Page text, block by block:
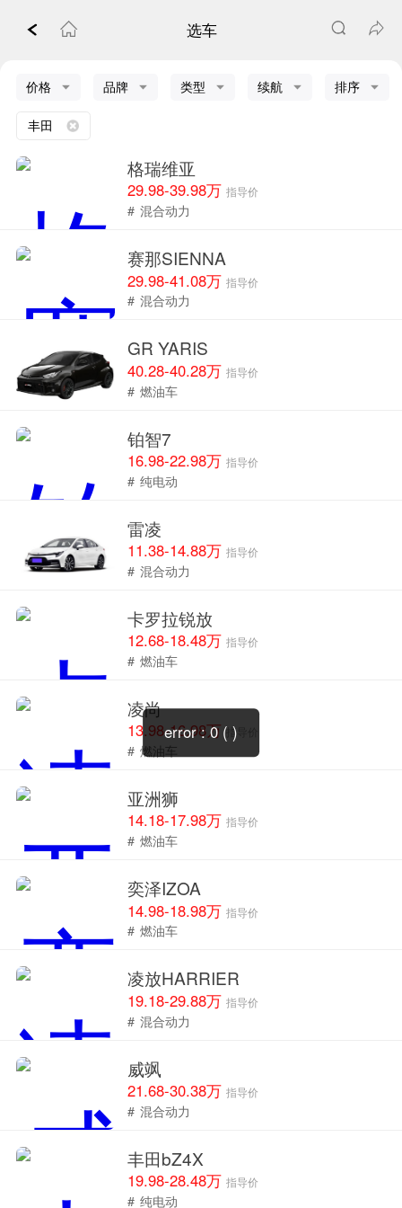
选车
价格 品牌 类型 续航 排序
丰田
格瑞维亚
29.98-39.98万指导价
# 混合动力
赛那SIENNA
29.98-41.08万指导价
# 混合动力
GR YARIS
40.28-40.28万指导价
# 燃油车
铂智7
16.98-22.98万指导价
# 纯电动
雷凌
11.38-14.88万指导价
# 混合动力
卡罗拉锐放
12.68-18.48万指导价
# 燃油车
凌尚
13.98-16.98万指导价
# 燃油车
亚洲狮
14.18-17.98万指导价
# 燃油车
奕泽IZOA
14.98-18.98万指导价
# 燃油车
凌放HARRIER
19.18-29.88万指导价
# 混合动力
威飒
21.68-30.38万指导价
# 混合动力
丰田bZ4X
19.98-28.48万指导价
# 纯电动
error : 0 ( )